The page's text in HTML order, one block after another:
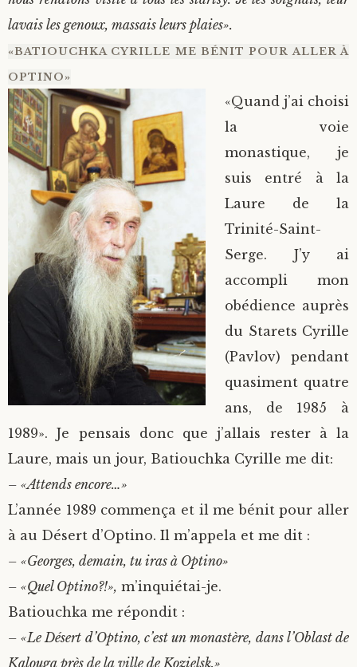
lavais les genoux, massais leurs plaies».
«BATIOUCHKA CYRILLE ME BÉNIT POUR ALLER À
OPTINO»
«Quand j’ai choisi
la voie
monastique, je
suis entré à la
Laure de la
Trinité-Saint-
Serge. J’y ai
accompli mon
obédience auprès
du Starets Cyrille
(Pavlov) pendant
quasiment quatre
ans, de 1985 à
1989». Je pensais donc que j’allais rester à la
Laure, mais un jour, Batiouchka Cyrille me dit:
– «Attends encore…»
L’année 1989 commença et il me bénit pour aller
à au Désert d’Optino. Il m’appela et me dit :
– «Georges, demain, tu iras à Optino»
– «Quel Optino?!», m’inquiétai-je.
Batiouchka me répondit :
– «Le Désert d’Optino, c’est un monastère, dans l’Oblast de
Kalouga près de la ville de Kozielsk.»